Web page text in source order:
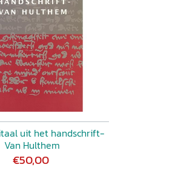
uit het handschrift-
Van Hulthem
€50,00